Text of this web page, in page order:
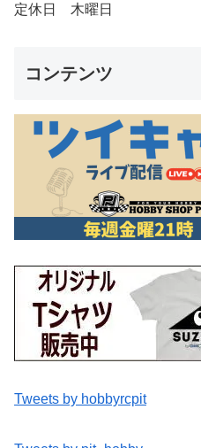
定休日 木曜日
コンテンツ
Tweets by hobbyrcpit